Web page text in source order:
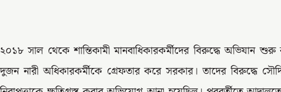
২০১৮ সাল থেকে শান্তিকামী মানবাধিকারকর্মীদের বিরুদ্ধে
দুজন নারী অধিকারকর্মীকে গ্রেফতার করে সরকার। তাদের বিরুদ্ধে